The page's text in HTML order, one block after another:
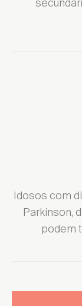
Idosos com
Parkinson,
podem